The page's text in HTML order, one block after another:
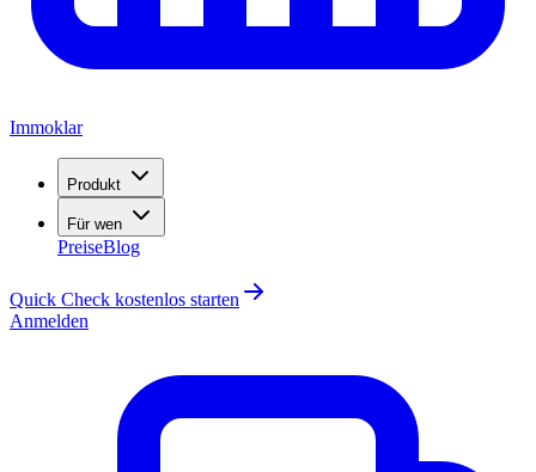
Immoklar
Produkt
Für wen
PreiseBlog
Quick Check kostenlos starten
Anmelden